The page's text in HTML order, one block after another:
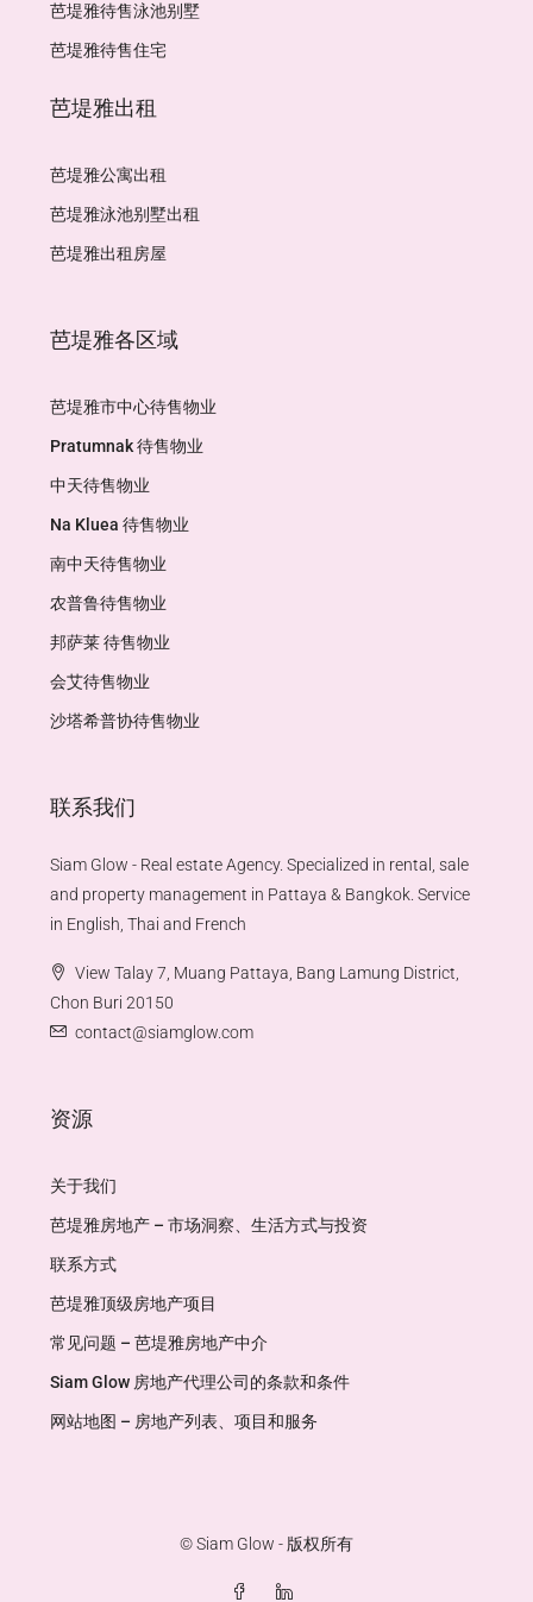
芭堤雅待售泳池别墅
芭堤雅待售住宅
芭堤雅出租
芭堤雅公寓出租
芭堤雅泳池别墅出租
芭堤雅出租房屋
芭堤雅各区域
芭堤雅市中心待售物业
Pratumnak 待售物业
中天待售物业
Na Kluea 待售物业
南中天待售物业
农普鲁待售物业
邦萨莱 待售物业
会艾待售物业
沙塔希普协待售物业
联系我们
Siam Glow - Real estate Agency. Specialized in rental, sale
and property management in Pattaya & Bangkok. Service
in English, Thai and French
View Talay 7, Muang Pattaya, Bang Lamung District,
Chon Buri 20150
contact@siamglow.com
资源
关于我们
芭堤雅房地产 – 市场洞察、生活方式与投资
联系方式
芭堤雅顶级房地产项目
常见问题 – 芭堤雅房地产中介
Siam Glow 房地产代理公司的条款和条件
网站地图 – 房地产列表、项目和服务
© Siam Glow - 版权所有